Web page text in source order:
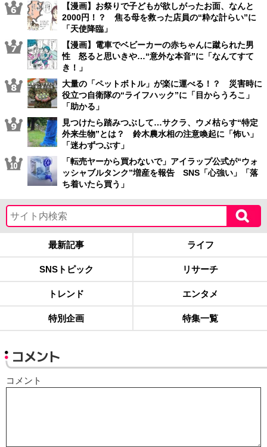
【漫画】お祭りで子どもが欲しがったお面、なんと
2000円！？ 焦る母を救った店員の“粋な計らい”に
「天使降臨」
【漫画】電車でベビーカーの赤ちゃんに蹴られた男
性 怒ると思いきや…“意外な本音”に「なんてすて
き！」
大量の「ペットボトル」が楽に運べる！？ 災害時に
役立つ自衛隊の“ライフハック”に「目からうろこ」
「助かる」
見つけたら踏みつぶして…サクラ、ウメ枯らす“特定
外来生物”とは？ 鈴木農水相の注意喚起に「怖い」
「迷わずつぶす」
「転売ヤーから買わないで」アイラップ公式が“ウォ
ッシャブルタンク”増産を報告 SNS「心強い」「落
ち着いたら買う」
最新記事 ライフ
SNSトピック リサーチ
トレンド エンタメ
特別企画 特集一覧
コメント
コメント